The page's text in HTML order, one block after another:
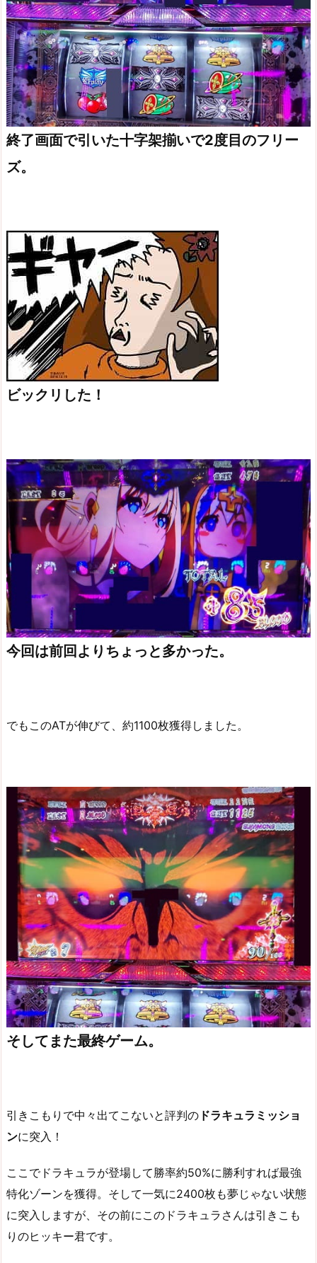
終了画面で引いた十字架揃いで2度目のフリー
ズ。
ビックリした！
今回は前回よりちょっと多かった。
でもこのATが伸びて、約1100枚獲得しました。
そしてまた最終ゲーム。
引きこもりで中々出てこないと評判の ドラキュラミッショ
ンに突入！
ここでドラキュラが登場して勝率約50%に勝利すれば最強
特化ゾーンを獲得。そして一気に2400枚も夢じゃない状態
に突入しますが、その前にこのドラキュラさんは引きこも
りのヒッキー君です。